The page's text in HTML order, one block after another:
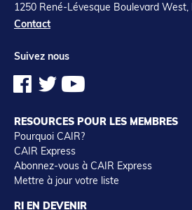
1250 René-Lévesque Boulevard West,
Contact
Suivez nous
RESOURCES POUR LES MEMBRES
Pourquoi CAIR?
CAIR Express
Abonnez-vous à CAIR Express
Mettre à jour votre liste
RI EN DEVENIR